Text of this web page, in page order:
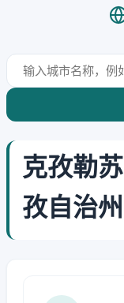
克孜勒
孜自治州